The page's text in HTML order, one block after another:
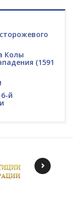
Колы
(1591
й